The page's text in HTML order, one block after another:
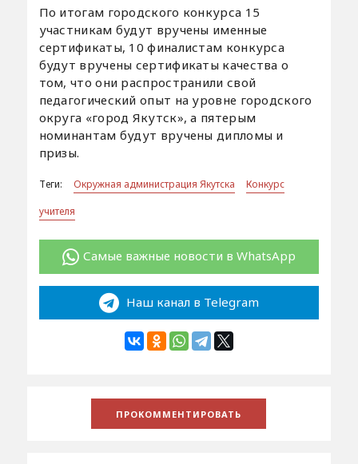
По итогам городского конкурса 15
участникам будут вручены именные
сертификаты, 10 финалистам конкурса
будут вручены сертификаты качества о
том, что они распространили свой
педагогический опыт на уровне городского
округа «город Якутск», а пятерым
номинантам будут вручены дипломы и
призы.
Теги: Окружная администрация Якутска
Конкурс
учителя
Самые важные новости в WhatsApp
Наш канал в Telegram